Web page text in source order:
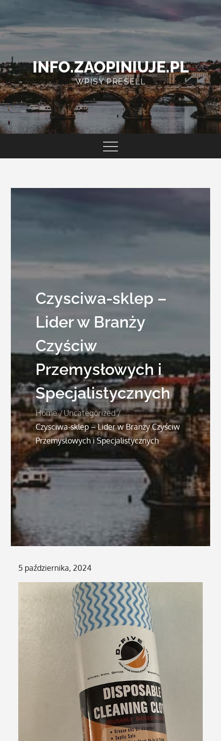
content
INFO.ZAOPINIUJE.PL
WPISY PRESELL
Czysciwa-sklep –
Lider w Branży
Czyściw
Przemysłowych i
Specjalistycznych
Home
Uncategorized
Czysciwa-sklep – Lider w Branży Czyściw
Przemysłowych i Specjalistycznych
Posted
on
5 października, 2024